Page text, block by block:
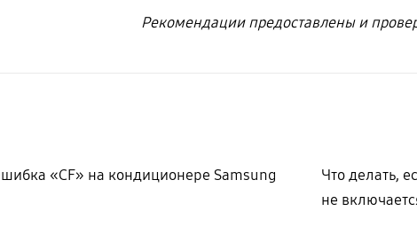
Рекомендации предоставлены и
«CF» на кондиционере Samsung
Что делать,
не